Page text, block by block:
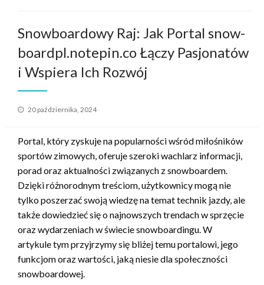
Snowboardowy Raj: Jak Portal snow-
boardpl.notepin.co Łączy Pasjonatów
i Wspiera Ich Rozwój
Opublikowane
20 października, 2024
Portal, który zyskuje na popularności wśród miłośników
sportów zimowych, oferuje szeroki wachlarz informacji,
porad oraz aktualności związanych z snowboardem.
Dzięki różnorodnym treściom, użytkownicy mogą nie
tylko poszerzać swoją wiedzę na temat technik jazdy, ale
także dowiedzieć się o najnowszych trendach w sprzęcie
oraz wydarzeniach w świecie snowboardingu. W
artykule tym przyjrzymy się bliżej temu portalowi, jego
funkcjom oraz wartości, jaką niesie dla społeczności
snowboardowej.